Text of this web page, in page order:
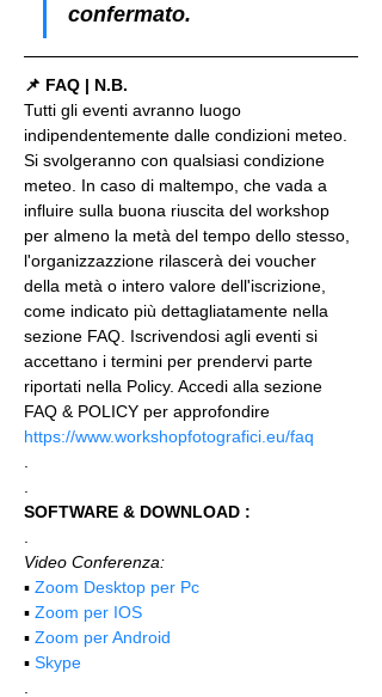
confermato.
📌 FAQ | N.B.
Tutti gli eventi avranno luogo
indipendentemente dalle condizioni meteo.
Si svolgeranno con qualsiasi condizione
meteo. In caso di maltempo, che vada a
influire sulla buona riuscita del workshop
per almeno la metà del tempo dello stesso,
l'organizzazzione rilascerà dei voucher
della metà o intero valore dell'iscrizione,
come indicato più dettagliatamente nella
sezione FAQ. Iscrivendosi agli eventi si
accettano i termini per prendervi parte
riportati nella Policy. Accedi alla sezione
FAQ & POLICY per approfondire
https://www.workshopfotografici.eu/faq
SOFTWARE & DOWNLOAD :
Video Conferenza:
▪️ Zoom Desktop per Pc
▪️ Zoom per IOS
▪️ Zoom per Android
▪️ Skype